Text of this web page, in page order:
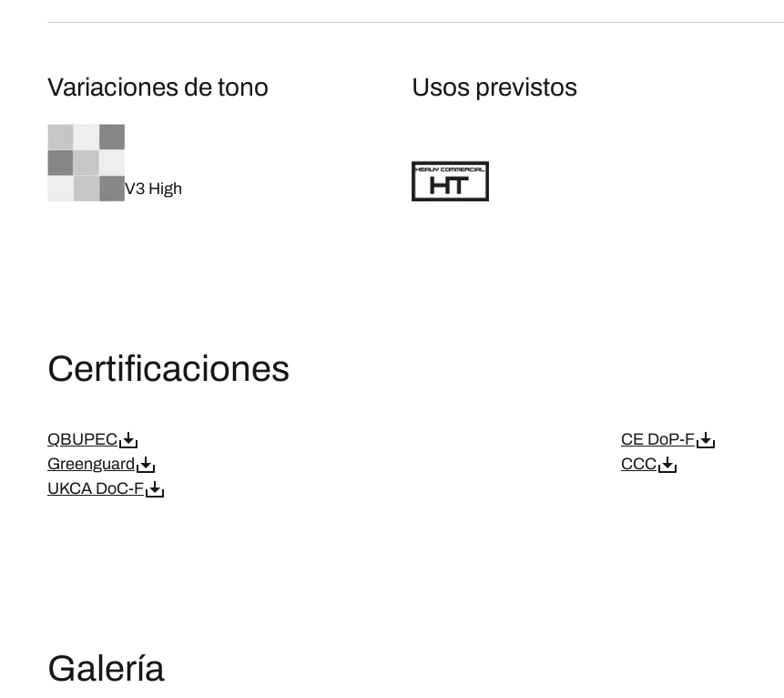
Variaciones de tono
V3 High
Usos previstos
Certificaciones
QBUPEC
CE DoP-F
Greenguard
CCC
UKCA DoC-F
Galería